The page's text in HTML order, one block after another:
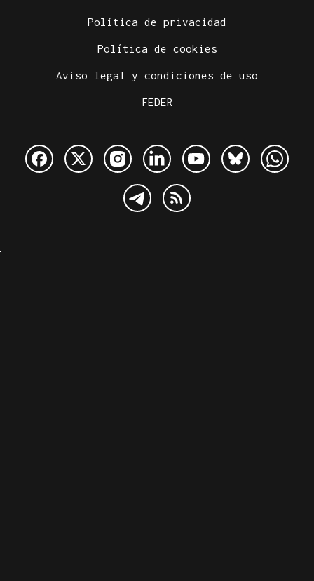
Política de privacidad
Política de cookies
Aviso legal y condiciones de uso
FEDER